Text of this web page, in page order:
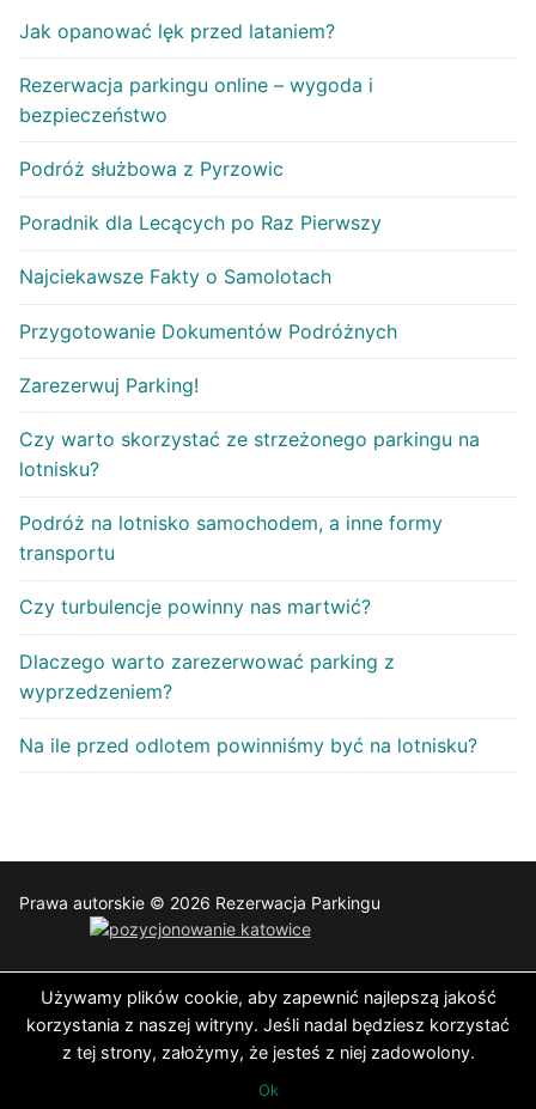
Jak opanować lęk przed lataniem?
Rezerwacja parkingu online – wygoda i
bezpieczeństwo
Podróż służbowa z Pyrzowic
Poradnik dla Lecących po Raz Pierwszy
Najciekawsze Fakty o Samolotach
Przygotowanie Dokumentów Podróżnych
Zarezerwuj Parking!
Czy warto skorzystać ze strzeżonego parkingu na
lotnisku?
Podróż na lotnisko samochodem, a inne formy
transportu
Czy turbulencje powinny nas martwić?
Dlaczego warto zarezerwować parking z
wyprzedzeniem?
Na ile przed odlotem powinniśmy być na lotnisku?
Prawa autorskie © 2026 Rezerwacja Parkingu
Używamy plików cookie, aby zapewnić najlepszą jakość
korzystania z naszej witryny. Jeśli nadal będziesz korzystać
z tej strony, założymy, że jesteś z niej zadowolony.
Ok